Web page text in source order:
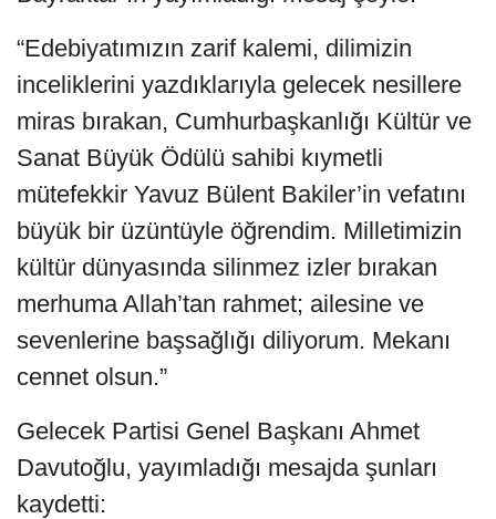
“Edebiyatımızın zarif kalemi, dilimizin
inceliklerini yazdıklarıyla gelecek nesillere
miras bırakan, Cumhurbaşkanlığı Kültür ve
Sanat Büyük Ödülü sahibi kıymetli
mütefekkir Yavuz Bülent Bakiler’in vefatını
büyük bir üzüntüyle öğrendim. Milletimizin
kültür dünyasında silinmez izler bırakan
merhuma Allah’tan rahmet; ailesine ve
sevenlerine başsağlığı diliyorum. Mekanı
cennet olsun.”
Gelecek Partisi Genel Başkanı Ahmet
Davutoğlu, yayımladığı mesajda şunları
kaydetti: